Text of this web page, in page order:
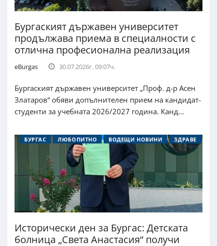
Бургаският държавен университет
продължава приема в специалности с
отлична професионална реализация
eBurgas 30.07.2026г. 09:07ч.
Бургаският държавен университет „Проф. д-р Асен
Златаров“ обяви допълнителен прием на кандидат-
студенти за учебната 2026/2027 година. Канд...
БУРГАС ЛЮБОПИТНО ВОДЕЩИ НОВИНИ ЗДРАВЕ
Исторически ден за Бургас: Детската
болница „Света Анастасия“ получи